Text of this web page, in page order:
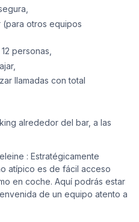
otros equipos
personas,
llamadas con total
alrededor del bar, a las
: Estratégicamente
atípico es de fácil acceso
en coche. Aquí podrás estar
de un equipo atento a